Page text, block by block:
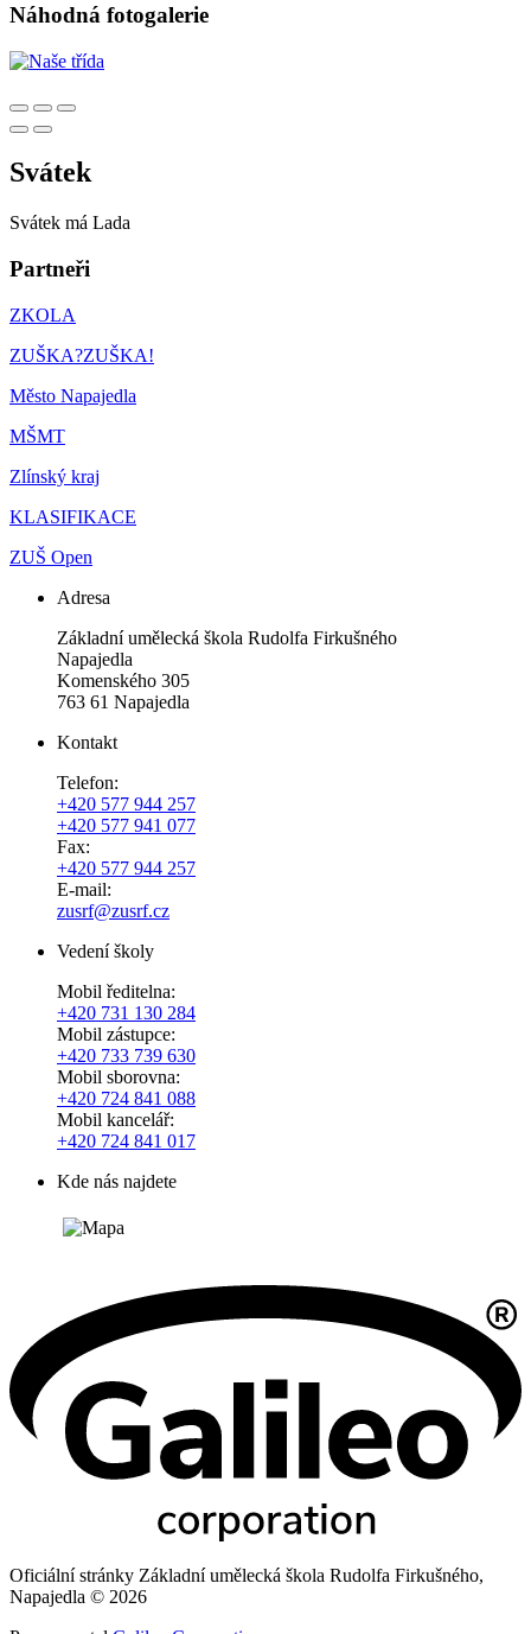
Náhodná fotogalerie
Svátek
Svátek má Lada
Partneři
ZKOLA
ZUŠKA?ZUŠKA!
Město Napajedla
MŠMT
Zlínský kraj
KLASIFIKACE
ZUŠ Open
Adresa
Základní umělecká škola Rudolfa Firkušného
Napajedla
Komenského 305
763 61 Napajedla
Kontakt
Telefon:
+420 577 944 257
+420 577 941 077
Fax:
+420 577 944 257
E-mail:
zusrf@zusrf.cz
Vedení školy
Mobil ředitelna:
+420 731 130 284
Mobil zástupce:
+420 733 739 630
Mobil sborovna:
+420 724 841 088
Mobil kancelář:
+420 724 841 017
Kde nás najdete
Oficiální stránky Základní umělecká škola Rudolfa Firkušného,
Napajedla © 2026